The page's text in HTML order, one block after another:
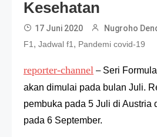
Kesehatan
17 Juni 2020 Nugroho
F1, Jadwal f1, Pandemi covid-19
reporter-channel – Seri
akan dimulai pada bulan Juli.
pembuka pada 5 Juli di Austria
pada 6 September.